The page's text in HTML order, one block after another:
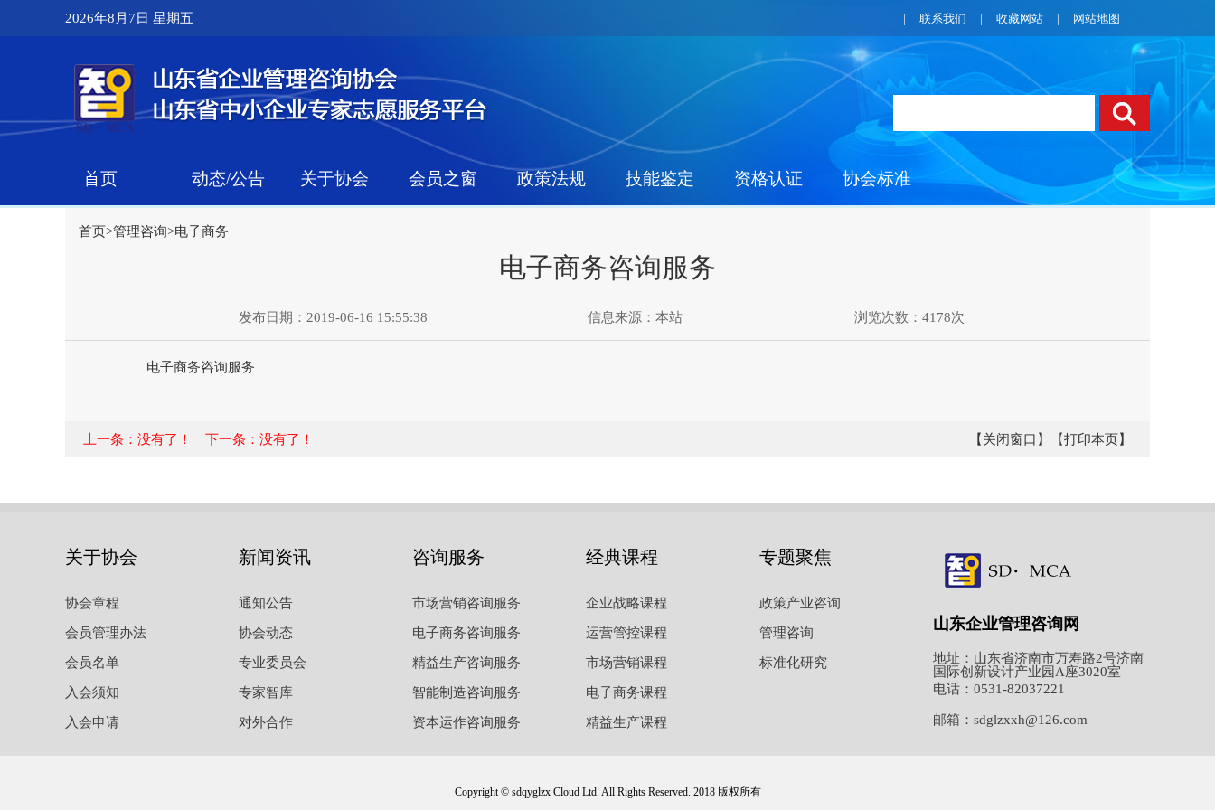
2026年8月7日 星期五 | 联系我们 | 收藏网站 | 网站地图 |
首页 动态/公告 关于协会 会员之窗 政策法规 技能鉴定 资格认证 协会标准
首页>管理咨询>电子商务
电子商务咨询服务
发布日期：2019-06-16 15:55:38 信息来源： 本站 浏览次数：4178次
电子商务咨询服务
上一条：没有了！ 下一条：没有了！ 【打印本页】
【关闭窗口】
关于协会
协会章程
会员管理办法
会员名单
入会须知
入会申请
新闻资讯
通知公告
协会动态
专业委员会
专家智库
对外合作
咨询服务
市场营销咨询服务
电子商务咨询服务
精益生产咨询服务
智能制造咨询服务
资本运作咨询服务
经典课程
企业战略课程
运营管控课程
市场营销课程
电子商务课程
精益生产课程
专题聚焦
政策产业咨询
管理咨询
标准化研究
山东企业管理咨询网
地址：山东省济南市万寿路2号济南
国际创新设计产业园A座3020室
电话：0531-82037221
邮箱：sdglzxxh@126.com
Copyright © sdqyglzx Cloud Ltd. All Rights Reserved. 2018 版权所有